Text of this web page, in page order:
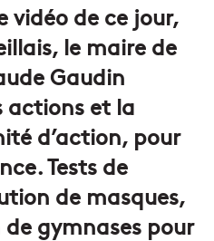
vidéo de ce jour,
le maire de
Gaudin
actions et la
d’action, pour
Tests de
de masques,
gymnases pour